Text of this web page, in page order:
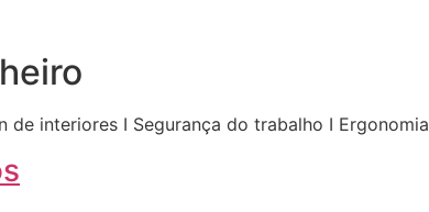
de interiores I Segurança do trabalho I Ergonomia